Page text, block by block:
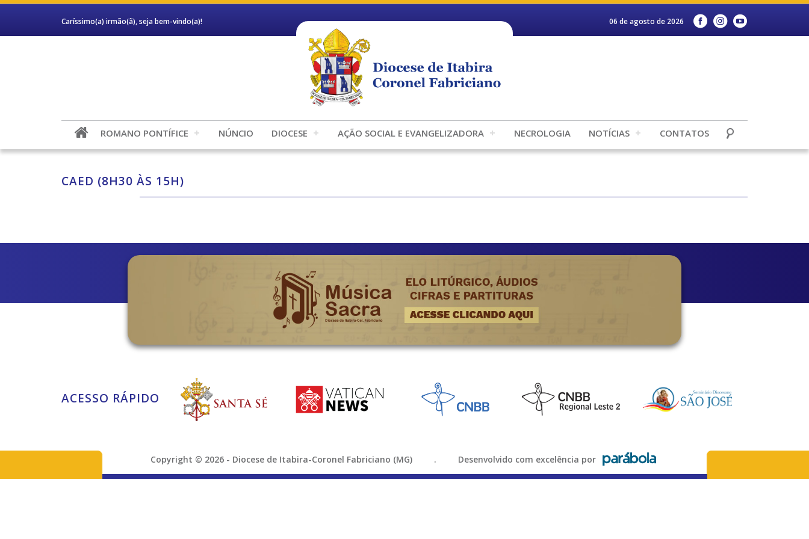
Caríssimo(a) irmão(ã), seja bem-vindo(a)! 06 de agosto de 2026
ROMANO PONTÍFICE NÚNCIO DIOCESE AÇÃO SOCIAL E EVANGELIZADORA NECROLOGIA NOTÍCIAS CONTATOS
CAED (8H30 ÀS 15H)
ACESSO RÁPIDO
Copyright © 2026 - Diocese de Itabira-Coronel Fabriciano (MG) . Desenvolvido com excelência por